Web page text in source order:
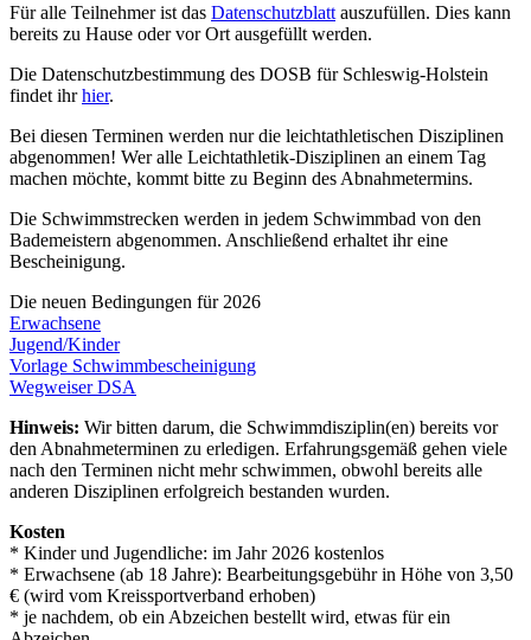
Für alle Teilnehmer ist das Datenschutzblatt auszufüllen. Dies kann
bereits zu Hause oder vor Ort ausgefüllt werden.
Die Datenschutzbestimmung des DOSB für Schleswig-Holstein
findet ihrhier.
Bei diesen Terminen werden nur die leichtathletischen Disziplinen
abgenommen! Wer alle Leichtathletik-Disziplinen an einem Tag
machen möchte, kommt bitte zu Beginn des Abnahmetermins.
Die Schwimmstrecken werden in jedem Schwimmbad von den
Bademeistern abgenommen. Anschließend erhaltet ihr eine
Bescheinigung.
Die neuen Bedingungen für 2026
Erwachsene
Jugend/Kinder
Vorlage Schwimmbescheinigung
Wegweiser DSA
Hinweis: Wir bitten darum, die Schwimmdisziplin(en) bereits vor
den Abnahmeterminen zu erledigen. Erfahrungsgemäß gehen viele
nach den Terminen nicht mehr schwimmen, obwohl bereits alle
anderen Disziplinen erfolgreich bestanden wurden.
Kosten
* Kinder und Jugendliche: im Jahr 2026 kostenlos
* Erwachsene (ab 18 Jahre): Bearbeitungsgebühr in Höhe von 3,50
€ (wird vom Kreissportverband erhoben)
* je nachdem, ob ein Abzeichen bestellt wird, etwas für ein